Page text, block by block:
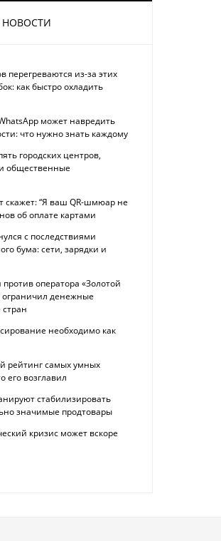
перегреваются из-за этих
как быстро охладить
может навредить
что нужно знать каждому
городских центров,
общественные
скажет: “Я ваш QR-шмюар не
об оплате картами
с последствиями
бума: сети, зарядки и
оператора «Золотой
ограничил денежные
необходимо как
рейтинг самых умных
его возглавил
стабилизировать
значимые продтовары
кризис может вскоре